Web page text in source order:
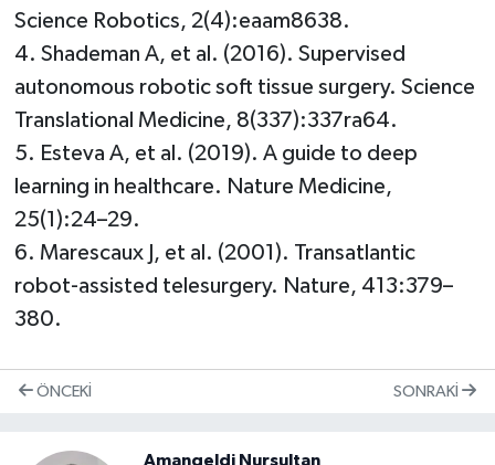
Science Robotics, 2(4):eaam8638.
4. Shademan A, et al. (2016). Supervised
autonomous robotic soft tissue surgery. Science
Translational Medicine, 8(337):337ra64.
5. Esteva A, et al. (2019). A guide to deep
learning in healthcare. Nature Medicine,
25(1):24–29.
6. Marescaux J, et al. (2001). Transatlantic
robot-assisted telesurgery. Nature, 413:379–
380.
ÖNCEKI SONRAKI
Amangeldi Nursultan